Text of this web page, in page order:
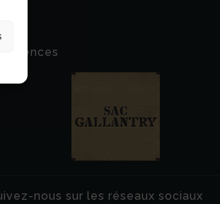
nous sur les réseaux sociaux